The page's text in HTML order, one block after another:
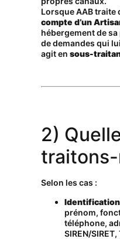
Lorsque AAB traite
compte d’un
hébergement de
de demandes qui
agit ensous-
2)
Selon les cas :
prénom,
téléphone,
SIREN/SIRET,